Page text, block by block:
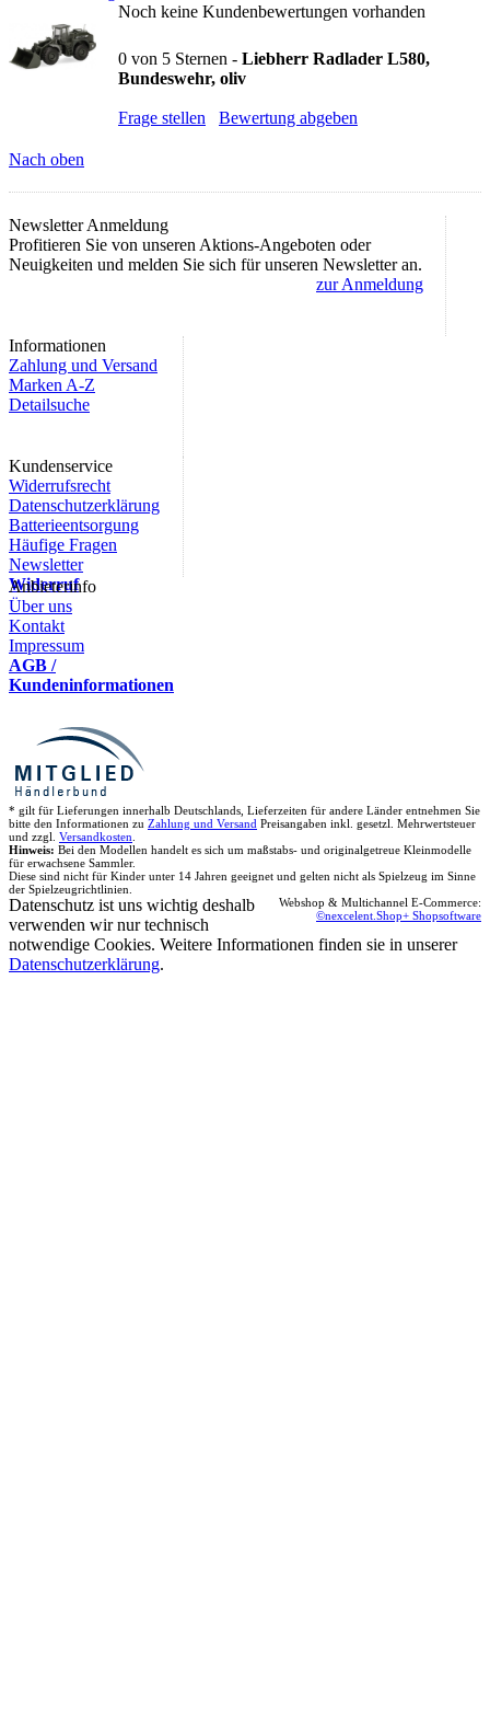
Noch keine Kundenbewertungen vorhanden
0 von 5 Sternen - Liebherr Radlader L580,
Bundeswehr, oliv
Frage stellen Bewertung abgeben
Nach oben
Newsletter Anmeldung
Profitieren Sie von unseren Aktions-Angeboten oder
Neuigkeiten und melden Sie sich für unseren Newsletter an.
zur Anmeldung
Informationen
Zahlung und Versand
Marken A-Z
Detailsuche
Kundenservice
Widerrufsrecht
Datenschutzerklärung
Batterieentsorgung
Häufige Fragen
Newsletter
Widerruf
Anbieterinfo
Über uns
Kontakt
Impressum
AGB /
Kundeninformationen
* gilt für Lieferungen innerhalb Deutschlands, Lieferzeiten für andere Länder entnehmen Sie
bitte den Informationen zu Zahlung und Versand Preisangaben inkl. gesetzl. Mehrwertsteuer
und zzgl. Versandkosten
Hinweis: Bei den Modellen handelt es sich um maßstabs- und originalgetreue Kleinmodelle
für erwachsene Sammler.
Diese sind nicht für Kinder unter 14 Jahren geeignet und gelten nicht als Spielzeug im Sinne
der Spielzeugrichtlinien.
Webshop & Multichannel E-Commerce:
©nexcelent.Shop+ Shopsoftware
Datenschutz ist uns wichtig deshalb
verwenden wir nur technisch
notwendige Cookies. Weitere Informationen finden sie in unserer
Datenschutzerklärung.